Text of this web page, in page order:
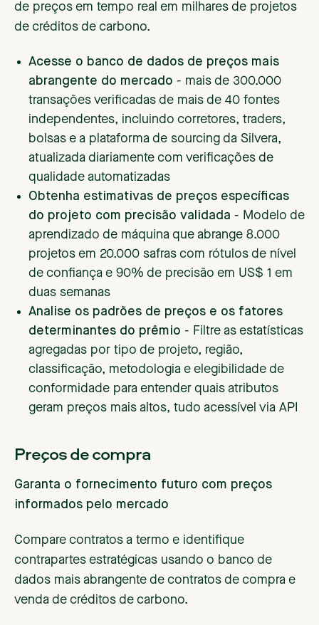
de preços em tempo real em milhares de projetos
de créditos de carbono.
Acesse o banco de dados de preços mais
abrangente do mercado - mais de 300.000
transações verificadas de mais de 40 fontes
independentes, incluindo corretores, traders,
bolsas e a plataforma de sourcing da Silvera,
atualizada diariamente com verificações de
qualidade automatizadas
Obtenha estimativas de preços específicas
do projeto com precisão validada - Modelo de
aprendizado de máquina que abrange 8.000
projetos em 20.000 safras com rótulos de nível
de confiança e 90% de precisão em US$ 1 em
duas semanas
Analise os padrões de preços e os fatores
determinantes do prêmio - Filtre as estatísticas
agregadas por tipo de projeto, região,
classificação, metodologia e elegibilidade de
conformidade para entender quais atributos
geram preços mais altos, tudo acessível via API
Preços de compra
Garanta o fornecimento futuro com preços
informados pelo mercado
Compare contratos a termo e identifique
contrapartes estratégicas usando o banco de
dados mais abrangente de contratos de compra e
venda de créditos de carbono.